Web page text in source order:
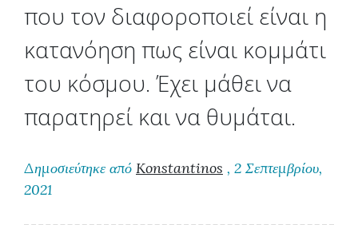
που τον διαφοροποιεί είναι η
κατανόηση πως είναι κομμάτι
του κόσμου. Έχει μάθει να
παρατηρεί και να θυμάται.
Δημοσιεύτηκε από Konstantinos , 2 Σεπτεμβρίου,
2021